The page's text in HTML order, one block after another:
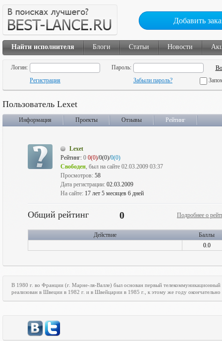
Добавить
Найти исполнителя Блоги Статьи Новости
Логин:
Пароль:
Регистрация
Забыли пароль?
Пользователь Lexet
Информация Проекты Отзывы Рейтинг
Lexet
Рейтинг: 0 0(0)/0(0)/0(0)
Свободен, был на сайте 02.03.2009 03:37
Просмотров: 58
Дата регистрации: 02.03.2009
На сайте: 17 лет 5 месяцев 6 дней
Общий рейтинг 0 Подробнее о
Действие
Баллы
0.0
В 1980 г. во Франции (г. Марне-ля-Валле) был основан первый
реализован в Швеции в 1982 г. и в Швейцарии в 1985 г., к этому же году